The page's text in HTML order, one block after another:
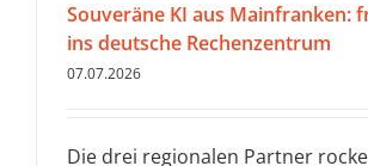
Souveräne KI aus Mainfranken:
ins deutsche Rechenzentrum
07.07.2026
Die drei regionalen Partner